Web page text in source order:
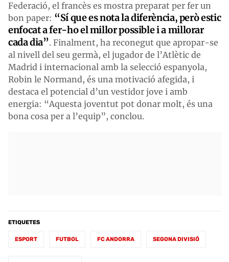
Federació, el francès es mostra preparat per fer un
bon paper: “Sí que es nota la diferència, però estic
enfocat a fer-ho el millor possible i a millorar
cada dia”. Finalment, ha reconegut que apropar-se
al nivell del seu germà, el jugador de l’Atlètic de
Madrid i internacional amb la selecció espanyola,
Robin le Normand, és una motivació afegida, i
destaca el potencial d’un vestidor jove i amb
energia: “Aquesta joventut pot donar molt, és una
bona cosa per a l’equip”, conclou.
ETIQUETES
ESPORT FUTBOL FC ANDORRA SEGONA DIVISIÓ